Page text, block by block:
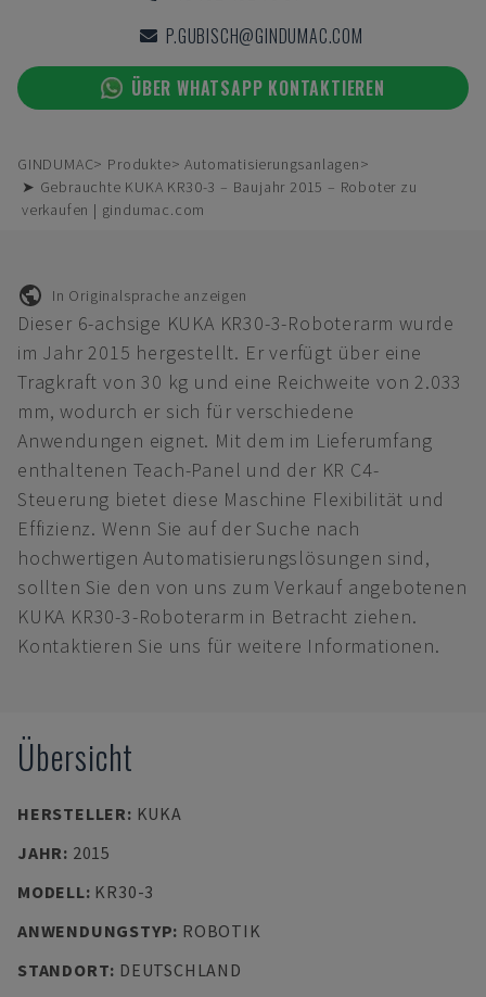
P.GUBISCH@GINDUMAC.COM
ÜBER WHATSAPP KONTAKTIEREN
GINDUMAC Produkte
Automatisierungsanlagen
➤ Gebrauchte KUKA KR30-3 – Baujahr 2015 – Roboter zu
verkaufen | gindumac.com
In Originalsprache anzeigen
Dieser 6-achsige KUKA KR30-3-Roboterarm wurde
im Jahr 2015 hergestellt. Er verfügt über eine
Tragkraft von 30 kg und eine Reichweite von 2.033
mm, wodurch er sich für verschiedene
Anwendungen eignet. Mit dem im Lieferumfang
enthaltenen Teach-Panel und der KR C4-
Steuerung bietet diese Maschine Flexibilität und
Effizienz. Wenn Sie auf der Suche nach
hochwertigen Automatisierungslösungen sind,
sollten Sie den von uns zum Verkauf angebotenen
KUKA KR30-3-Roboterarm in Betracht ziehen.
Kontaktieren Sie uns für weitere Informationen.
Übersicht
HERSTELLER: KUKA
JAHR: 2015
MODELL: KR30-3
ANWENDUNGSTYP: ROBOTIK
STANDORT: DEUTSCHLAND